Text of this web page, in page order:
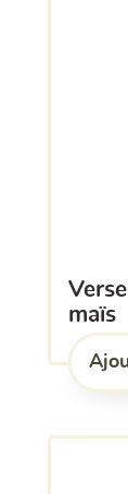
versele-laga show standard sans
maïs